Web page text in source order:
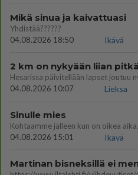
Mikä sinua ja kaivattuasi
Yhdistää??????
04.08.2026 18:50
Ikävä
2 km on nykyään liian
04.08.2026 10:07
Lieksa
Sinulle mies
04.08.2026 15:01
Ikävä
Martinan bisneksillä ei